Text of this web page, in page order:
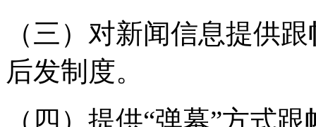
（三）对新闻信息提供
后发制度。
（四）提供“弹幕”方式